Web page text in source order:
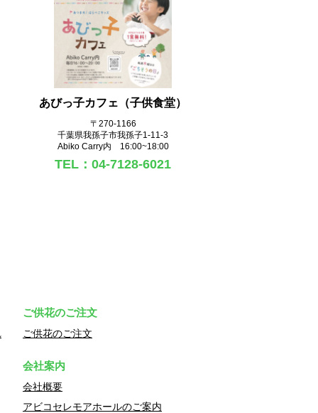
あびっ子カフェ（子供食堂）
〒270‐1166
千葉県我孫子市我孫子1-11-3
Abiko Carry内 16:00~18:00
TEL：04-7128-6021
ご供花のご注文
ご供花のご注文
会社案内
会社概要
アビコセレモアホールのご案内